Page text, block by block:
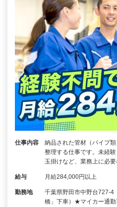
仕事内容
納品された管材（パイプ
整理する仕事です。未経
玉掛けなど、業務上に必
給与 月給284,000円以上
勤務地
千葉県野田市中野台727-4
橋」下車）★マイカー通勤